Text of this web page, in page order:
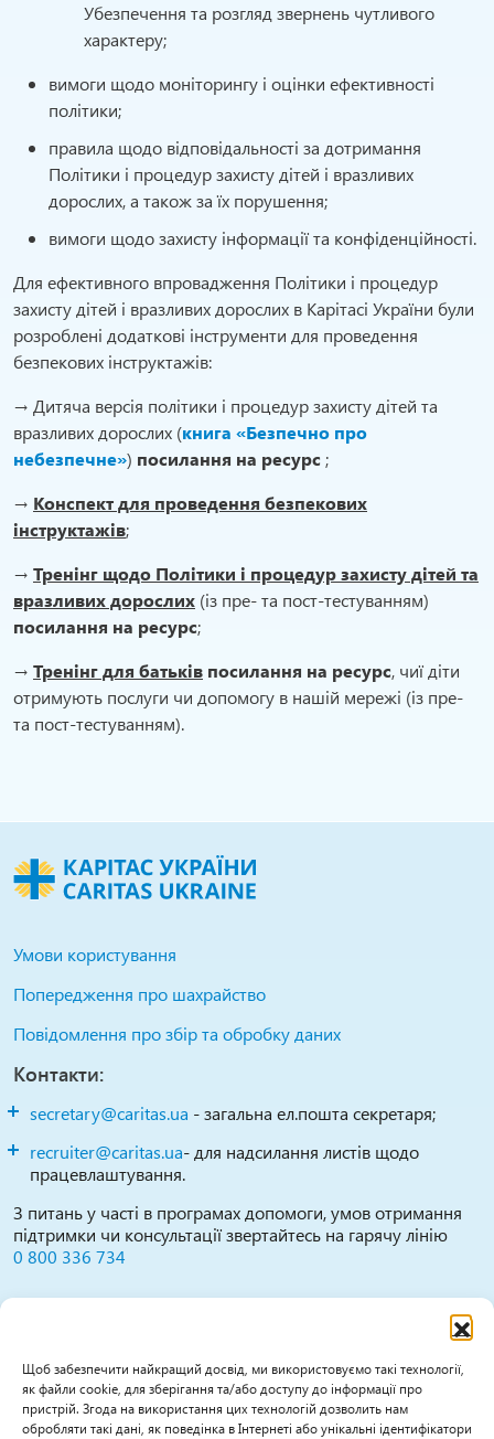
Щоб забезпечити найкращий досвід, ми використовуємо такі технології,
як файли cookie, для зберігання та/або доступу до інформації про
пристрій. Згода на використання цих технологій дозволить нам
обробляти такі дані, як поведінка в Інтернеті або унікальні ідентифікатори
Убезпечення та розгляд звернень чутливого
характеру;
вимоги щодо моніторингу і оцінки ефективності
політики;
правила щодо відповідальності за дотримання
Політики і процедур захисту дітей і вразливих
дорослих, а також за їх порушення;
вимоги щодо захисту інформації та конфіденційності.
Для ефективного впровадження Політики і процедур
захисту дітей і вразливих дорослих в Карітасі України були
розроблені додаткові інструменти для проведення
безпекових інструктажів:
→ Дитяча версія політики і процедур захисту дітей та
вразливих дорослих (книга «Безпечно про
небезпечне») посилання на ресурс ;
→ Конспект для проведення безпекових
інструктажів;
→ Тренінг щодо Політики і процедур захисту дітей та
вразливих дорослих (із пре- та пост-тестуванням)
посилання на ресурс;
→ Тренінг для батьків посилання на ресурс, чиї діти
отримують послуги чи допомогу в нашій мережі (із пре-
та пост-тестуванням).
Умови користування
Попередження про шахрайство
Повідомлення про збір та обробку даних
Контакти:
secretary@caritas.ua - загальна ел.пошта секретаря;
recruiter@caritas.ua- для надсилання листів щодо
працевлаштування.
З питань у часті в програмах допомоги, умов отримання
підтримки чи консультації звертайтесь на гарячу лінію
0 800 336 734
Повідомити про можливі випадки зловживань,
порушень, дискримінації тощо можна за цими
каналами:
0800 336 734(гаряча лінія працює Пн-Пт 09:30-
16:00)